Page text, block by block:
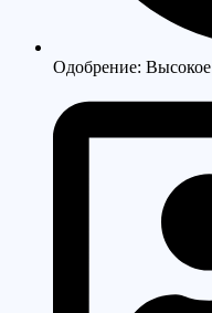
Одобрение: Высокое